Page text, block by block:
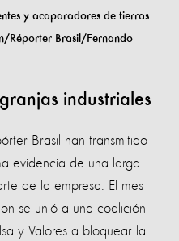
y acaparadores de tierras.
Réporter Brasil/Fernando
industriales
Brasil han transmitido
evidencia de una larga
de la empresa. El mes
se unió a una coalición
y Valores a bloquear la